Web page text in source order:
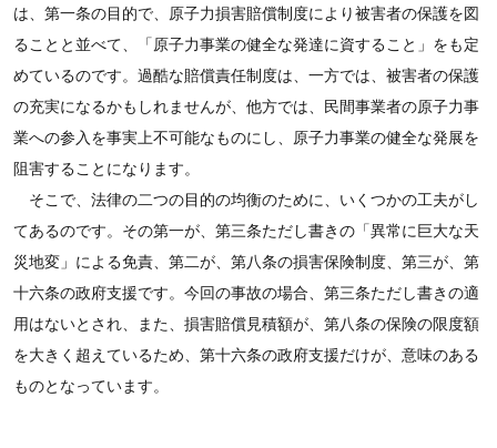
は、第一条の目的で、原子力損害賠償制度により被害者の保護を図
ることと並べて、「原子力事業の健全な発達に資すること」をも定
めているのです。過酷な賠償責任制度は、一方では、被害者の保護
の充実になるかもしれませんが、他方では、民間事業者の原子力事
業への参入を事実上不可能なものにし、原子力事業の健全な発展を
阻害することになります。
そこで、法律の二つの目的の均衡のために、いくつかの工夫がし
てあるのです。その第一が、第三条ただし書きの「異常に巨大な天
災地変」による免責、第二が、第八条の損害保険制度、第三が、第
十六条の政府支援です。今回の事故の場合、第三条ただし書きの適
用はないとされ、また、損害賠償見積額が、第八条の保険の限度額
を大きく超えているため、第十六条の政府支援だけが、意味のある
ものとなっています。